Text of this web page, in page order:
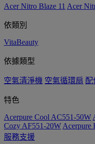
Acer Nitro Blaze 11 Acer
依類別
VitaBeauty
依據類型
空氣清淨機 空氣循環扇 配
特色
Acerpure Cool AC551-50W
Cozy AF551-20W Acerpure
服務支援